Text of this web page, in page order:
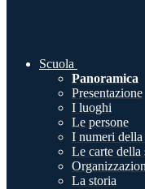
Scuola
Panoramica
Presentazione
I luoghi
Le persone
I numeri della
Le carte della
La storia